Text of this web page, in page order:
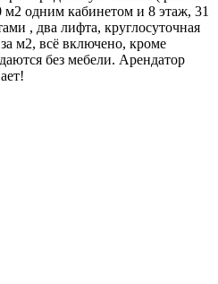
одним кабинетом и 8 этаж, 31
, два лифта, круглосуточная
м2, всё включено, кроме
без мебели. Арендатор